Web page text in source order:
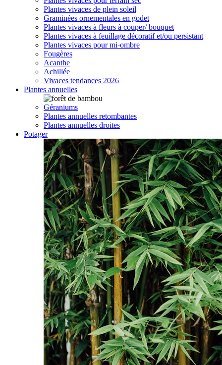
Plantes vivaces de plein soleil
Graminées ornementales en godet
Plantes vivaces à fleurs à couper/ bouquet
Plantes vivaces à feuillage décoratif et/ou persistant
Plantes vivaces pour mi-ombre
Fougères
Acanthe
Achillée
Vivaces tendances 2026
Plantes annuelles
Géraniums
Plantes annuelles retombantes
Plantes annuelles droites
Potager